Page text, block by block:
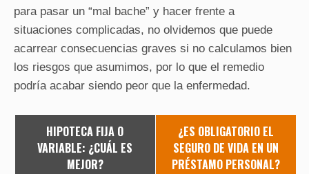
para pasar un “mal bache” y hacer frente a
situaciones complicadas, no olvidemos que puede
acarrear consecuencias graves si no calculamos bien
los riesgos que asumimos, por lo que el remedio
podría acabar siendo peor que la enfermedad.
HIPOTECA FIJA O
VARIABLE: ¿CUÁL ES
MEJOR?
¿ES OBLIGATORIO EL
SEGURO DE VIDA EN UN
PRÉSTAMO PERSONAL?